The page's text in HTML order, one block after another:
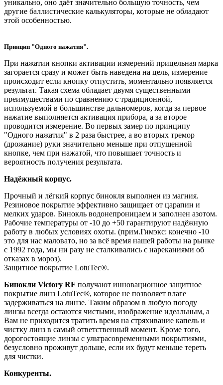
уникально, оно даёт значительно большую точность, чем
другие баллистические калькуляторы, которые не обладают
этой особенностью.
Принцип "Одного нажатия".
При нажатии кнопки активации измерений прицельная марка
загорается сразу и может быть наведена на цель, измерение
происходит если кнопку отпустить, моментально появляется
результат. Такая схема обладает двумя существенными
преимуществами по сравнению с традиционной,
используемой в большинстве дальномеров, когда за первое
нажатие выполняется активация прибора, а за второе
проводится измерение. Во первых замер по принципу
"Одного нажатия" в 2 раза быстрее, а во вторых тремор
(дрожание) руки значительно меньше при отпущенной
кнопке, чем при нажатой, что повышает точность и
вероятность получения результата.
Надёжный корпус.
Прочный и лёгкий корпус бинокля выполнен из магния.
Резиновое покрытие эффективно защищает от царапин и
мелких ударов. Бинокль водонепроницаем и заполнен азотом.
Рабочие температуры от -10 до +50 гарантируют надёжную
работу в любых условиях охоты. (прим.Гимэкс: конечно -10
это для нас маловато, но за всё время нашей работы на рынке
с 1992 года, мы ни разу не сталкивались с нареканиями об
отказах в мороз).
Защитное покрытие LotuTec®.
Бинокли Victory RF получают инновационное защитное
покрытие линз LotuTec®, которое не позволяет влаге
задерживаться на линзе. Таким образом в любую погоду
линзы всегда остаются чистыми, изображение идеальным, а
Вам не приходится тратить время на стряхивание капель и
чистку линз в самый ответственный момент. Кроме того,
дорогостоящие линзы с ультрасовременными покрытиями,
безусловно проживут дольше, если их будут меньше тереть
для чистки.
Конкуренты.